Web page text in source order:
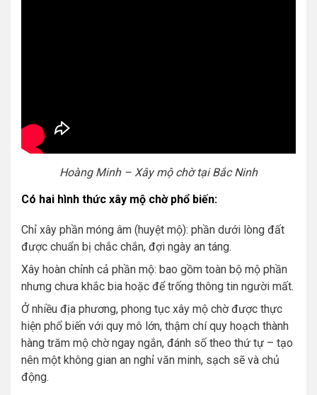
Hoàng Minh – Xây mộ chờ tại Bắc Ninh
Có hai hình thức xây mộ chờ phổ biến:
Chỉ xây phần móng âm (huyệt mộ): phần dưới lòng đất
được chuẩn bị chắc chắn, đợi ngày an táng.
Xây hoàn chỉnh cả phần mộ: bao gồm toàn bộ mộ phần
nhưng chưa khắc bia hoặc để trống thông tin người mất.
Ở nhiều địa phương, phong tục xây mộ chờ được thực
hiện phổ biến với quy mô lớn, thậm chí quy hoạch thành
hàng trăm mộ chờ ngay ngắn, đánh số theo thứ tự – tạo
nên một không gian an nghỉ văn minh, sạch sẽ và chủ
động.